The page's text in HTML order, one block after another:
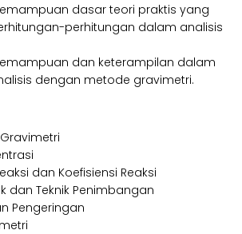
dasar teori praktis yang
perhitungan dalam analisis
dan keterampilan dalam
dengan metode gravimetri.
dan Koefisiensi Reaksi
dan Teknik Penimbangan
Pengeringan